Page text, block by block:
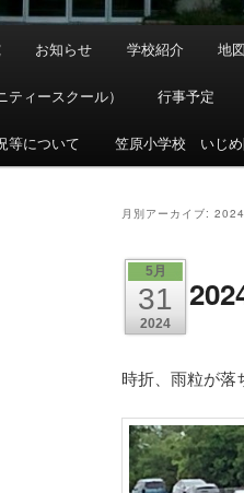
お知らせ 学校紹介 地
ィースクール） 行事予定
等について 笠原小学校 いじめ
月別アーカイブ:
5月
31
2024
時折、雨粒が落